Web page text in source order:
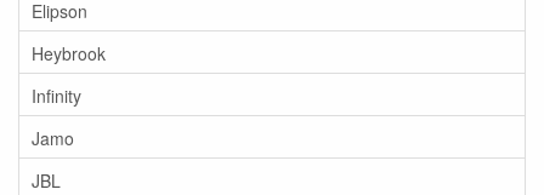
Elipson
Heybrook
Infinity
Jamo
JBL